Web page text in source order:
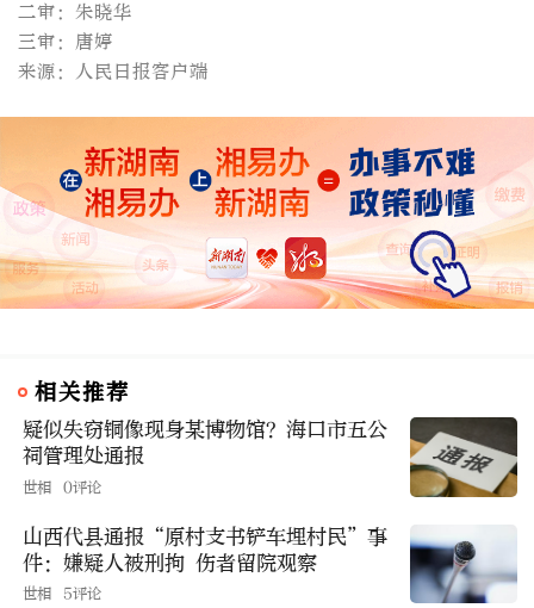
二审：朱晓华
三审：唐婷
来源：人民日报客户端
相关推荐
疑似失窃铜像现身某博物馆？海口市五公
祠管理处通报
世相 0评论
山西代县通报“原村支书铲车埋村民”事
件：嫌疑人被刑拘 伤者留院观察
世相 5评论